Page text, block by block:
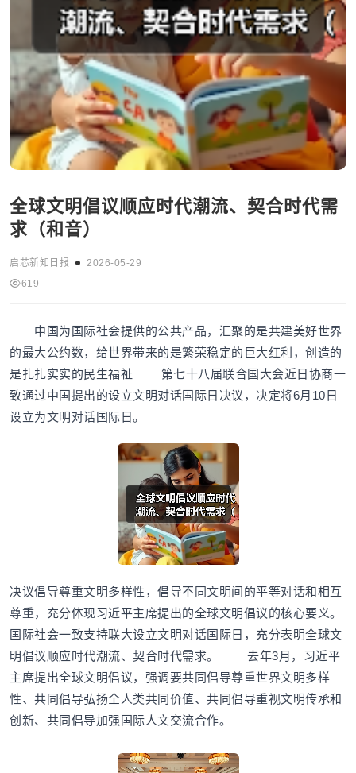
全球文明倡议顺应时代潮流、契合时代需
求（和音）
启芯新知日报
2026-05-29
619
中国为国际社会提供的公共产品，汇聚的是共建美好世界
的最大公约数，给世界带来的是繁荣稳定的巨大红利，创造的
是扎扎实实的民生福祉 第七十八届联合国大会近日协商一
致通过中国提出的设立文明对话国际日决议，决定将6月10日
设立为文明对话国际日。
决议倡导尊重文明多样性，倡导不同文明间的平等对话和相互
尊重，充分体现习近平主席提出的全球文明倡议的核心要义。
国际社会一致支持联大设立文明对话国际日，充分表明全球文
明倡议顺应时代潮流、契合时代需求。 去年3月，习近平
主席提出全球文明倡议，强调要共同倡导尊重世界文明多样
性、共同倡导弘扬全人类共同价值、共同倡导重视文明传承和
创新、共同倡导加强国际人文交流合作。